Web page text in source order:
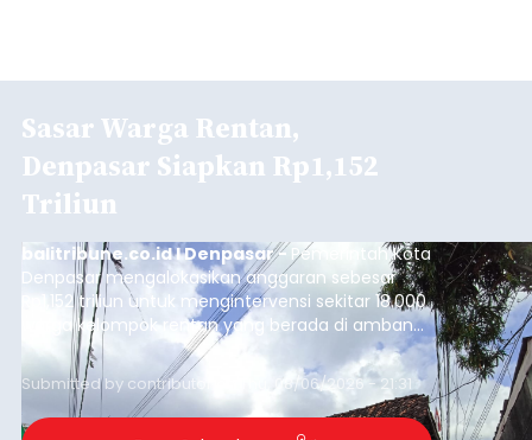
Sasar Warga Rentan,
Denpasar Siapkan Rp1,152
Triliun
balitribune.co.id I Denpasar - Pemerintah Kota
Denpasar mengalokasikan anggaran sebesar
Rp1,152 triliun untuk mengintervensi sekitar 18.000
warga kelompok rentan yang berada di ambang
garis kemiskinan. Langkah strategis ini diambil
guna menjaga masyarakat yang berada pada
kelompok desil 5 dan 6 tersebut agar tidak
merosot ke kategori miskin.
Submitted by contributor Thu, 08/06/2026 - 21:31